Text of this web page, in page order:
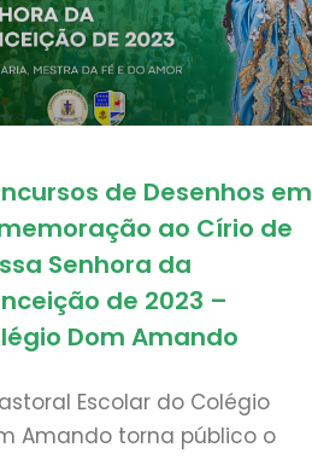
de Desenhos em
ao Círio de
Senhora da
de 2023 –
Dom Amando
Escolar do Colégio
Amando torna público o